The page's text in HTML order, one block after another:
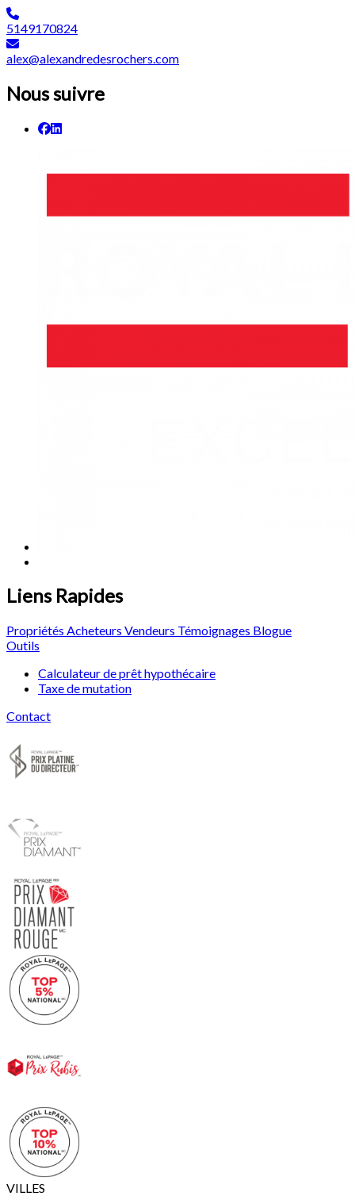
5149170824
alex@alexandredesrochers.com
Nous suivre
Liens Rapides
Propriétés Acheteurs Vendeurs Témoignages Blogue
Outils
Calculateur de prêt hypothécaire
Taxe de mutation
Contact
VILLES